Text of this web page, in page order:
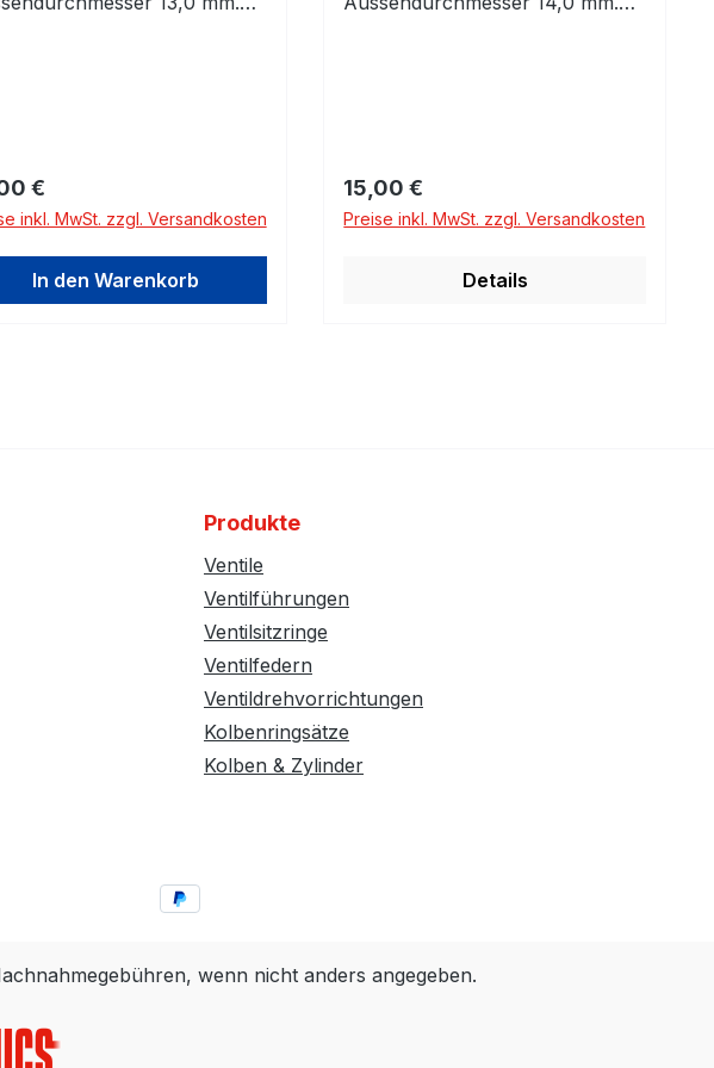
Preis:
€
inkl. MwSt. zzgl. Versandkosten
In den Warenkorb
Regulärer Preis:
15,00 €
Preise inkl. MwSt. zzgl. Versandkosten
Details
Produkte
Ventile
Ventilführungen
Ventilsitzringe
Ventilfedern
Ventildrehvorrichtungen
Kolbenringsätze
Kolben & Zylinder
wenn nicht anders angegeben.